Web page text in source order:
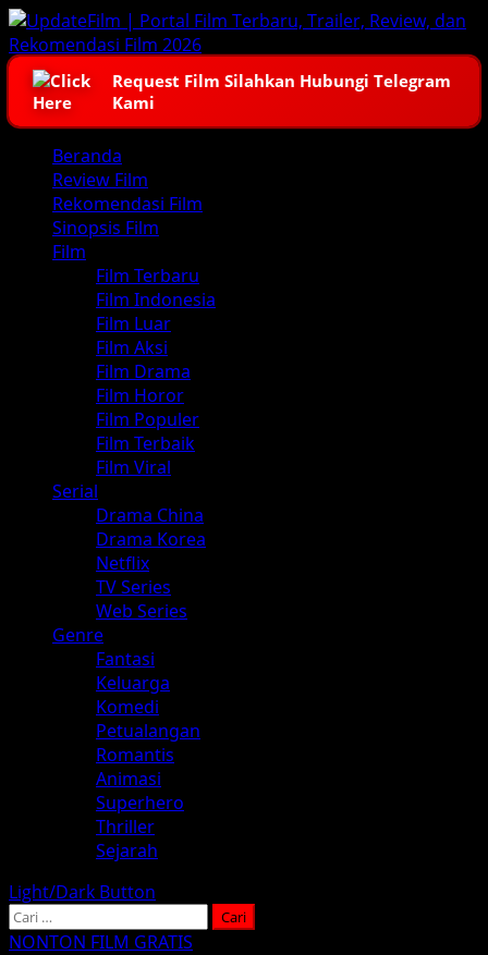
Skip
to
content
Request Film Silahkan Hubungi Telegram
Kami
Primary
Menu
Beranda
Review Film
Rekomendasi Film
Sinopsis Film
Film
Film Terbaru
Film Indonesia
Film Luar
Film Aksi
Film Drama
Film Horor
Film Populer
Film Terbaik
Film Viral
Serial
Drama China
Drama Korea
Netflix
TV Series
Web Series
Genre
Fantasi
Keluarga
Komedi
Petualangan
Romantis
Animasi
Superhero
Thriller
Sejarah
Light/Dark Button
Cari
untuk:
NONTON FILM GRATIS